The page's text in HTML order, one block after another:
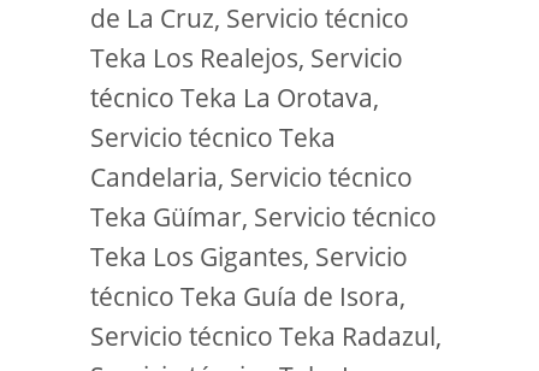
de La Cruz, Servicio técnico
Teka Los Realejos, Servicio
técnico Teka La Orotava,
Servicio técnico Teka
Candelaria, Servicio técnico
Teka Güímar, Servicio técnico
Teka Los Gigantes, Servicio
técnico Teka Guía de Isora,
Servicio técnico Teka Radazul,